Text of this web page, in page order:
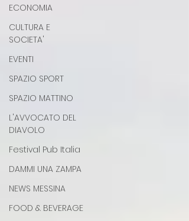
ECONOMIA
CULTURA E
SOCIETA'
EVENTI
SPAZIO SPORT
SPAZIO MATTINO
L'AVVOCATO DEL
DIAVOLO
Festival Pub Italia
DAMMI UNA ZAMPA
NEWS MESSINA
FOOD & BEVERAGE